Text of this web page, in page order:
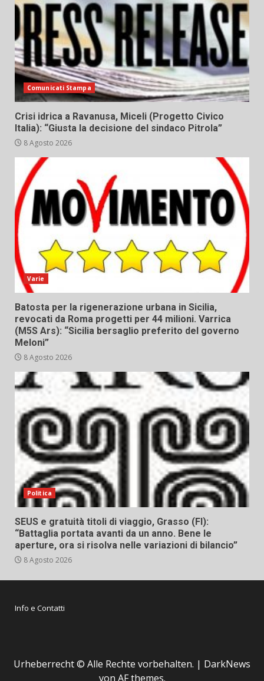
Comunicati Stampa
Crisi idrica a Ravanusa, Miceli (Progetto Civico
Italia): “Giusta la decisione del sindaco Pitrola”
8 Agosto 2026
Varie
Batosta per la rigenerazione urbana in Sicilia,
revocati da Roma progetti per 44 milioni. Varrica
(M5S Ars): “Sicilia bersaglio preferito del governo
Meloni”
8 Agosto 2026
Politica
SEUS e gratuità titoli di viaggio, Grasso (FI):
“Battaglia portata avanti da un anno. Bene le
aperture, ora si risolva nelle variazioni di bilancio”
8 Agosto 2026
Info e Contatti
Urheberrecht © Alle Rechte vorbehalten. | DarkNews
von AF themes.